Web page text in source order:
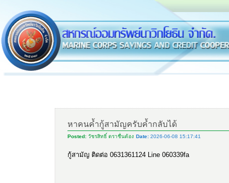
หาคนค้ำกู้สามัญครับค้ำกลับได้
Posted: วัชรสิทธิ์ ตราชื่นต้อง Date: 2026-06-08 15:17:41
กู้สามัญ ติดต่อ 0631361124 Line 060339fa